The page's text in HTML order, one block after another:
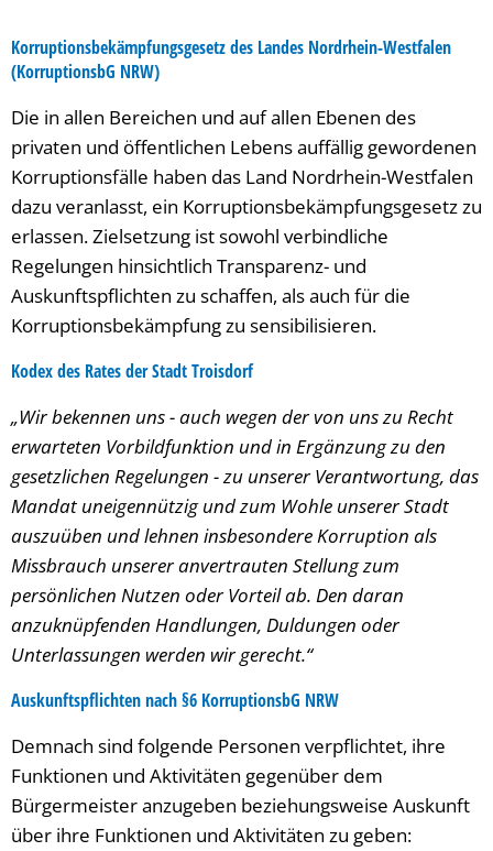
Mandate
Korruptionsbekämpfungsgesetz des Landes Nordrhein-Westfalen
(KorruptionsbG NRW)
Die in allen Bereichen und auf allen Ebenen des
privaten und öffentlichen Lebens auffällig gewordenen
Korruptionsfälle haben das Land Nordrhein-Westfalen
dazu veranlasst, ein Korruptionsbekämpfungsgesetz zu
erlassen. Zielsetzung ist sowohl verbindliche
Regelungen hinsichtlich Transparenz- und
Auskunftspflichten zu schaffen, als auch für die
Korruptionsbekämpfung zu sensibilisieren.
Kodex des Rates der Stadt Troisdorf
„Wir bekennen uns - auch wegen der von uns zu Recht
erwarteten Vorbildfunktion und in Ergänzung zu den
gesetzlichen Regelungen - zu unserer Verantwortung, das
Mandat uneigennützig und zum Wohle unserer Stadt
auszuüben und lehnen insbesondere Korruption als
Missbrauch unserer anvertrauten Stellung zum
persönlichen Nutzen oder Vorteil ab. Den daran
anzuknüpfenden Handlungen, Duldungen oder
Unterlassungen werden wir gerecht.“
Auskunftspflichten nach §6 KorruptionsbG NRW
Demnach sind folgende Personen verpflichtet, ihre
Funktionen und Aktivitäten gegenüber dem
Bürgermeister anzugeben beziehungsweise Auskunft
über ihre Funktionen und Aktivitäten zu geben: